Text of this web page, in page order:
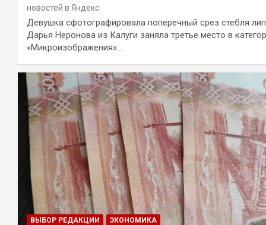
новостей в Яндекс
Девушка сфотографировала поперечный срез стебля
Дарья Неронова из Калуги заняла третье место в
«Микроизображения»…
ВЫБОР РЕДАКЦИИ ЭКОНОМИКА